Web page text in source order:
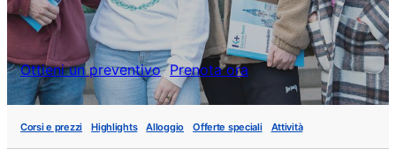
Ottieni un preventivo Prenota ora
Corsi e prezzi Highlights Alloggio Offerte speciali Attività